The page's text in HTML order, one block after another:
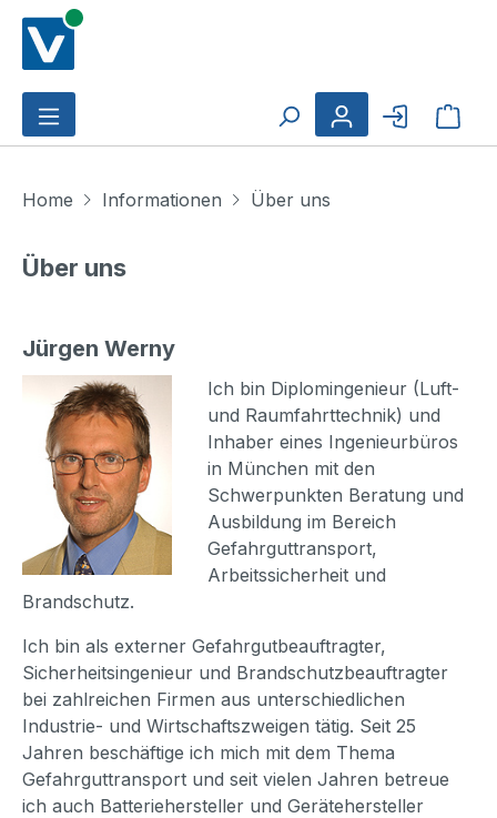
Zum Hauptinhalt springen
Home Informationen Über uns
Über uns
Jürgen Werny
Ich bin Diplomingenieur (Luft-
und Raumfahrttechnik) und
Inhaber eines Ingenieurbüros
in München mit den
Schwerpunkten Beratung und
Ausbildung im Bereich
Gefahrguttransport,
Arbeitssicherheit und
Brandschutz.
Ich bin als externer Gefahrgutbeauftragter,
Sicherheitsingenieur und Brandschutzbeauftragter
bei zahlreichen Firmen aus unterschiedlichen
Industrie- und Wirtschaftszweigen tätig. Seit 25
Jahren beschäftige ich mich mit dem Thema
Gefahrguttransport und seit vielen Jahren betreue
ich auch Batteriehersteller und Gerätehersteller